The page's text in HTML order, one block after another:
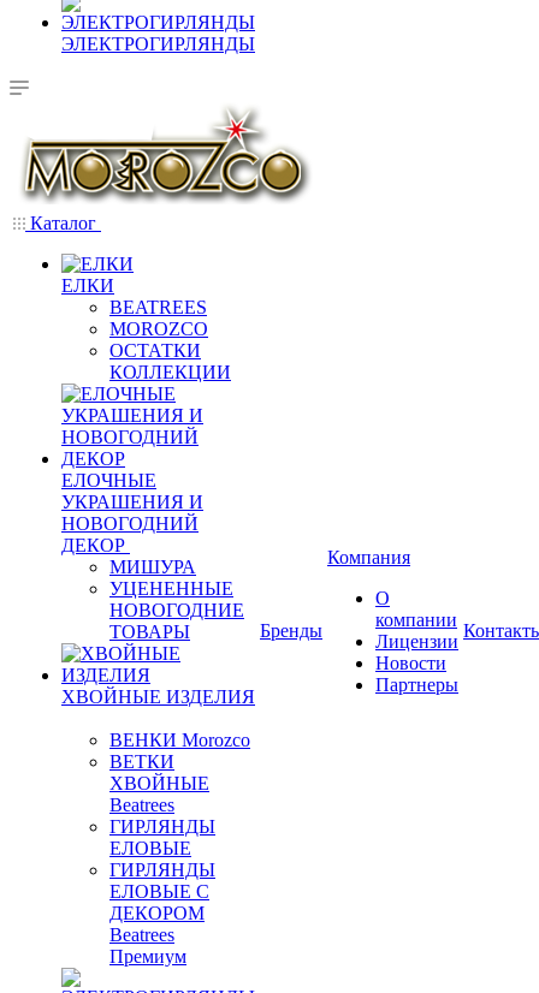
ЭЛЕКТРОГИРЛЯНДЫ
Каталог
ЕЛКИ
BEATREES
MOROZCO
ОСТАТКИ
КОЛЛЕКЦИИ
ЕЛОЧНЫЕ
УКРАШЕНИЯ И
НОВОГОДНИЙ
ДЕКОР
МИШУРА
УЦЕНЕННЫЕ
НОВОГОДНИЕ
ТОВАРЫ
ХВОЙНЫЕ ИЗДЕЛИЯ
ВЕНКИ Morozco
ВЕТКИ
ХВОЙНЫЕ
Beatrees
ГИРЛЯНДЫ
ЕЛОВЫЕ
ГИРЛЯНДЫ
ЕЛОВЫЕ С
ДЕКОРОМ
Beatrees
Премиум
Бренды
Компания
О
компании
Лицензии
Новости
Партнеры